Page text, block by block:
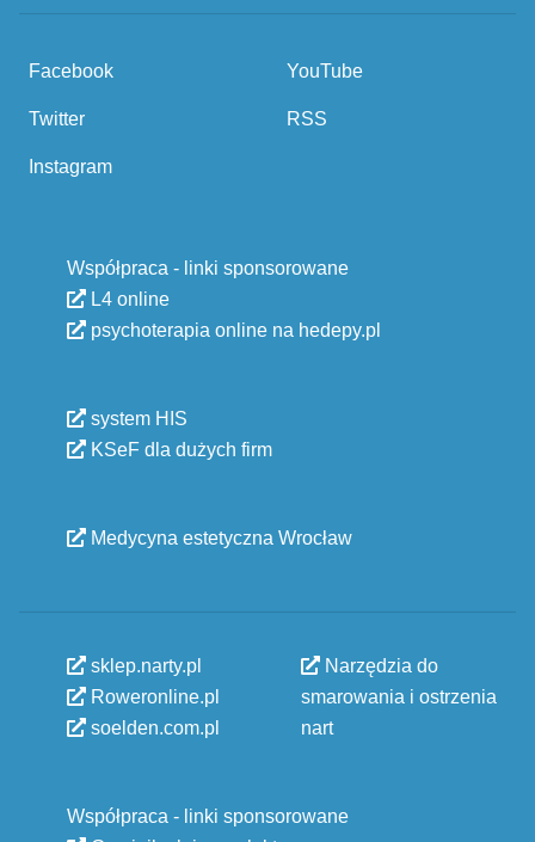
Facebook
Twitter
Instagram
YouTube
RSS
Współpraca - linki sponsorowane
L4 online
psychoterapia online na hedepy.pl
system HIS
KSeF dla dużych firm
Medycyna estetyczna Wrocław
sklep.narty.pl
Roweronline.pl
soelden.com.pl
Narzędzia do
smarowania i ostrzenia
nart
Współpraca - linki sponsorowane